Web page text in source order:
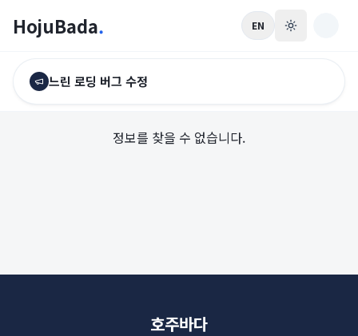
HojuBada. EN
느린 로딩 버그 수정
정보를 찾을 수 없습니다.
호주바다